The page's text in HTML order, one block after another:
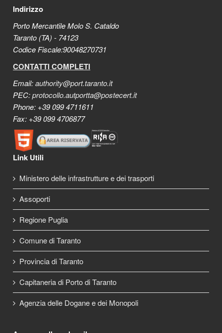
Indirizzo
Porto Mercantile Molo S. Cataldo
Taranto (TA) - 74123
Codice Fiscale:90048270731
CONTATTI COMPLETI
Email:authority@port.taranto.it
PEC:protocollo.autportta@postecert.it
Phone: +39 099 4711611
Fax: +39 099 4706877
Link Utili
Ministero delle infrastrutture e dei trasporti
Assoporti
Regione Puglia
Comune di Taranto
Provincia di Taranto
Capitaneria di Porto di Taranto
Agenzia delle Dogane e dei Monopoli